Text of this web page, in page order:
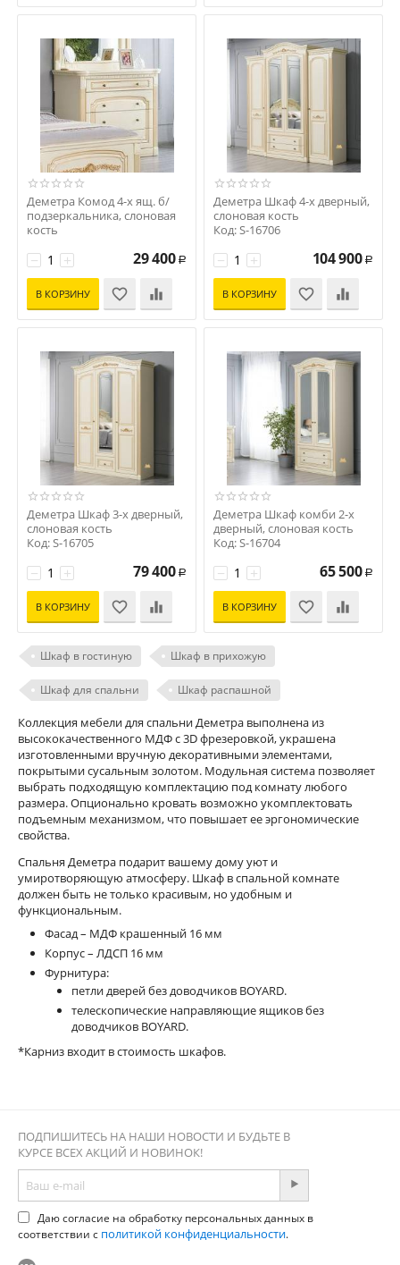
Деметра Комод 4-х ящ. б/
подзеркальника, слоновая
кость
+
− 29 400 Р
В КОРЗИНУ
Деметра Шкаф 4-х дверный,
слоновая кость
Код: S-16706
+
− 104 900 Р
В КОРЗИНУ
Деметра Шкаф 3-х дверный,
слоновая кость
Код: S-16705
+
− 79 400 Р
В КОРЗИНУ
Деметра Шкаф комби 2-х
дверный, слоновая кость
Код: S-16704
+
− 65 500 Р
В КОРЗИНУ
Шкаф в гостиную Шкаф в прихожую
Шкаф для спальни Шкаф распашной
Коллекция мебели для спальни Деметра выполнена из
высококачественного МДФ с 3D фрезеровкой, украшена
изготовленными вручную декоративными элементами,
покрытыми сусальным золотом. Модульная система позволяет
выбрать подходящую комплектацию под комнату любого
размера. Опционально кровать возможно укомплектовать
подъемным механизмом, что повышает ее эргономические
свойства.
Спальня Деметра подарит вашему дому уют и
умиротворяющую атмосфepу. Шкаф в спальной комнате
должен быть не только красивым, но удобным и
функциональным.
Фасад – МДФ крашенный 16 мм
Корпус – ЛДСП 16 мм
Фурнитура:
петли дверей без доводчиков BOYARD.
телескопические направляющие ящиков без
доводчиков BOYARD.
*Карниз входит в стоимость шкафов.
ПОДПИШИТЕСЬ НА НАШИ НОВОСТИ И БУДЬТЕ В
КУРСЕ ВСЕХ АКЦИЙ И НОВИНОК!
Даю согласие на обработку персональных данных в
соответствии с политикой конфиденциальности.